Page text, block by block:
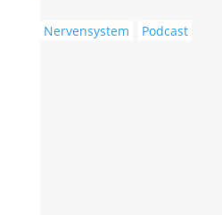
Nervensystem Podcast